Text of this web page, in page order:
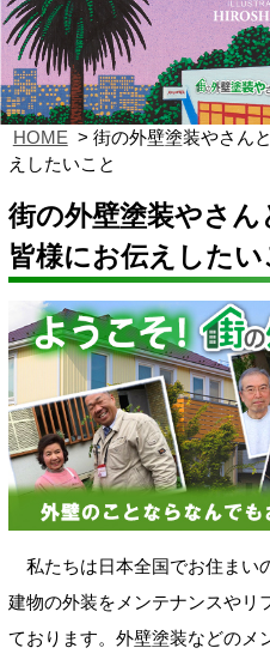
HOME
街の外壁塗装やさん
えしたいこと
街の外壁塗装やさん
皆様にお伝えしたい
私たちは日本全国でお住まい
建物の外装をメンテナンスやリ
ております。外壁塗装などのメ